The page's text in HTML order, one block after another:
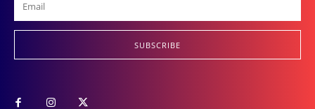
SUBSCRIBE